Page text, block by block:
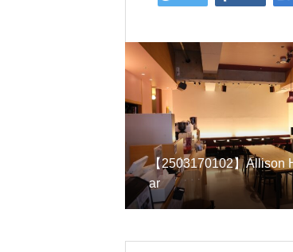
【2503170102】Allison
ar